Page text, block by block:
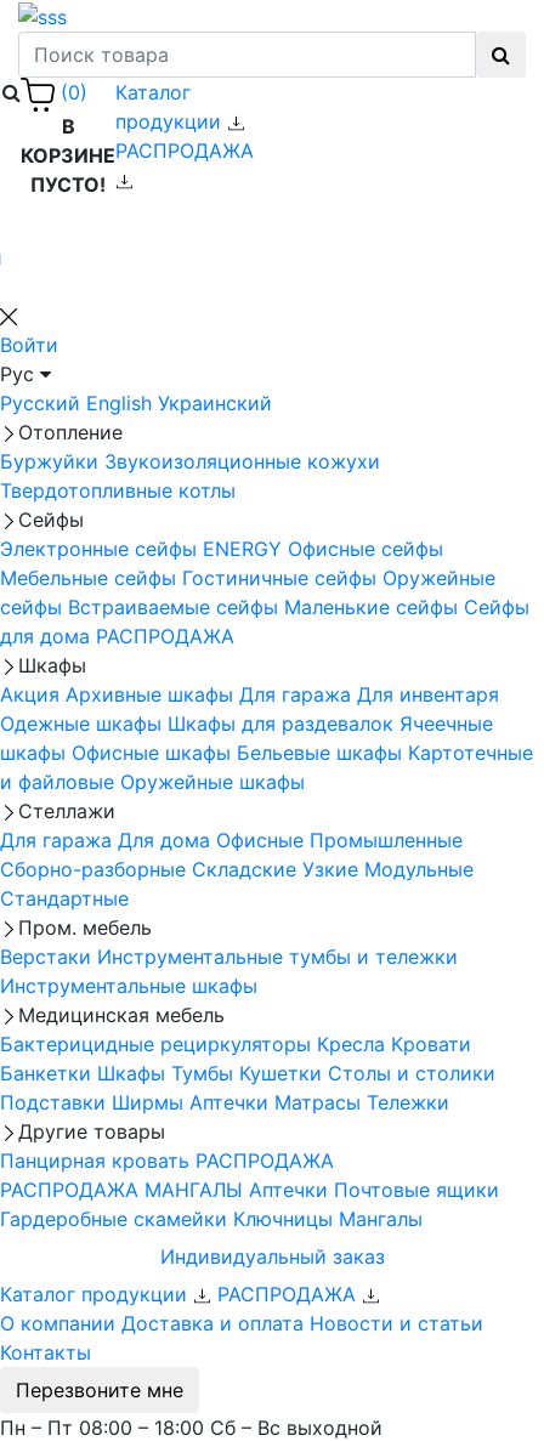
(0)
В
КОРЗИНЕ
ПУСТО!
Каталог
продукции
РАСПРОДАЖА
Войти
Рус
Русский English Украинский
Отопление
Буржуйки Звукоизоляционные кожухи
Твердотопливные котлы
Сейфы
Электронные сейфы ENERGY Офисные сейфы
Мебельные сейфы Гостиничные сейфы Оружейные
сейфы Встраиваемые сейфы Маленькие сейфы Сейфы
для дома РАСПРОДАЖА
Шкафы
Акция Архивные шкафы Для гаража Для инвентаря
Одежные шкафы Шкафы для раздевалок Ячеечные
шкафы Офисные шкафы Бельевые шкафы Картотечные
и файловые Оружейные шкафы
Стеллажи
Для гаража Для дома Офисные Промышленные
Сборно-разборные Складские Узкие Модульные
Стандартные
Пром. мебель
Верстаки Инструментальные тумбы и тележки
Инструментальные шкафы
Медицинская мебель
Бактерицидные рециркуляторы Кресла Кровати
Банкетки Шкафы Тумбы Кушетки Столы и столики
Подставки Ширмы Аптечки Матрасы Тележки
Другие товары
Панцирная кровать РАСПРОДАЖА
РАСПРОДАЖА МАНГАЛЫ Аптечки Почтовые ящики
Гардеробные скамейки Ключницы Мангалы
Индивидуальный заказ
Каталог продукции
РАСПРОДАЖА
О компании Доставка и оплата Новости и статьи
Контакты
Перезвоните мне
Пн – Пт 08:00 – 18:00 Сб – Вс выходной